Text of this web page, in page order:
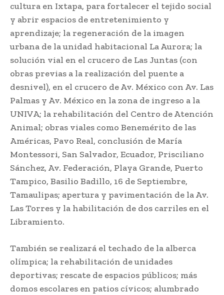
cultura en Ixtapa, para fortalecer el tejido social
y abrir espacios de entretenimiento y
aprendizaje; la regeneración de la imagen
urbana de la unidad habitacional La Aurora; la
solución vial en el crucero de Las Juntas (con
obras previas a la realización del puente a
desnivel), en el crucero de Av. México con Av. Las
Palmas y Av. México en la zona de ingreso a la
UNIVA; la rehabilitación del Centro de Atención
Animal; obras viales como Benemérito de las
Américas, Pavo Real, conclusión de María
Montessori, San Salvador, Ecuador, Prisciliano
Sánchez, Av. Federación, Playa Grande, Puerto
Tampico, Basilio Badillo, 16 de Septiembre,
Tamaulipas; apertura y pavimentación de la Av.
Las Torres y la habilitación de dos carriles en el
Libramiento.
También se realizará el techado de la alberca
olímpica; la rehabilitación de unidades
deportivas; rescate de espacios públicos; más
domos escolares en patios cívicos; alumbrado